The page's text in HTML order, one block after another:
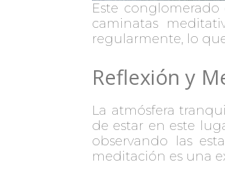
Este
caminatas
regularmente, lo
Reflexión y
La atmósfera
de estar en este
observando las
meditación es una